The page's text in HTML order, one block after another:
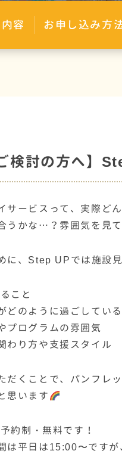
容 お申し込み方
検討の方へ】
サービスって、実際ど
うかな…？雰囲気を見て
に、Step UPでは施設
こと
どのように過ごしてい
プログラムの雰囲気
わり方や支援スタイル
だくことで、パンフレ
思います
約制・無料です！
は平日は15:00〜ですが